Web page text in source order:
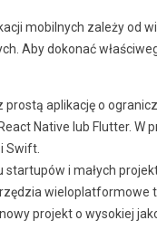
mobilnych zależy od
Aby dokonać
prostą aplikację o
Native lub Flutter. W
Swift.
startupów i małych
wieloplatformowe
projekt o wysokiej